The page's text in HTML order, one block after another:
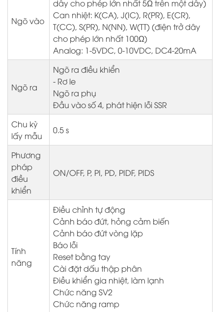
Ngõ vào
dây cho phép lớn nhất 5Ω trên một dây)
Can nhiệt: K(CA), J(IC), R(PR), E(CR),
T(CC), S(PR), N(NN), W(TT) (điện trở dây
cho phép lớn nhất 100Ω)
Analog: 1-5VDC, 0-10VDC, DC4-20mA
Ngõ ra
Ngõ ra điều khiển
- Rơ le
Ngõ ra phụ
Đầu vào số 4, phát hiện lỗi SSR
Chu kỳ
lấy mẫu
0.5 s
Phương
pháp
điều
khiển
ON/OFF, P, PI, PD, PIDF, PIDS
Tính
năng
Điều chỉnh tự động
Cảnh báo đứt, hỏng cảm biến
Cảnh báo đứt vòng lặp
Báo lỗi
Reset bằng tay
Cài đặt dấu thập phân
Điều khiển gia nhiệt, làm lạnh
Chức năng SV2
Chức năng ramp